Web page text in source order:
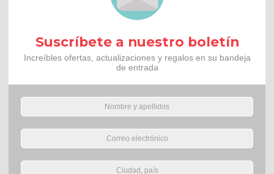
Suscríbete a nuestro boletín
Increíbles ofertas, actualizaciones y regalos en su bandeja
de entrada